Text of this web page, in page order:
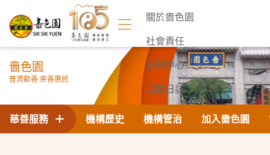
關於嗇色園
社會責任
新聞中心
活動日誌
聯絡我們
嗇色園
普濟勸善 崇善惠民
機構歷史 機構管治 加入嗇色園
慈善服務